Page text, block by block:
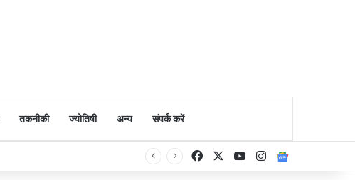
तकनीकी ज्योतिषी अन्य संपर्क करें
Facebook YouTubeInstagram